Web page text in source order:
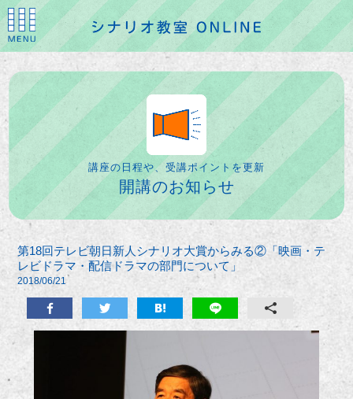
講座の日程や、受講ポイントを更新
開講のお知らせ
第18回テレビ朝日新人シナリオ大賞からみる②「映画・テ
レビドラマ・配信ドラマの部門について」
2018/06/21